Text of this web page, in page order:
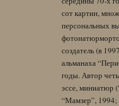
сот картин,
персональных
создатель (в
альманаха
годы. Автор
эссе, миниатюр
“Мамзер”,